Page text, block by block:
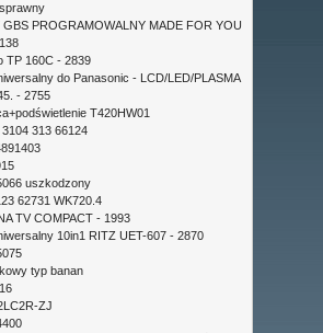
GBS PROGRAMOWALNY MADE FOR YOU
TP 160C - 2839
do Panasonic - LCD/LED/PLASMA
- 2755
T420HW01
3104 313 66124
uszkodzony
62731 WK720.4
TV COMPACT - 1993
10in1 RITZ UET-607 - 2870
typ banan
ZJ